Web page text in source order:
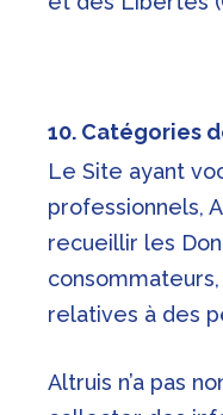
10. Catégories
Le Site ayant
professionnels,
recueillir les
relatives à des
Altruis n’a pas